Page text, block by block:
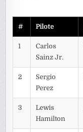
# Pilote
1
Carlos
Sainz Jr.
2
Sergio
Perez
3
Lewis
Hamilton